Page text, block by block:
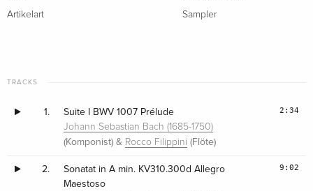
Artikelart
Sampler
TRACKS
1. Suite I BWV 1007 Prélude
Johann Sebastian Bach (1685-1750)
(Komponist) & Rocco Filippini (Flöte)
2:34
2.
Sonatat in A min. KV310.300d Allegro
Maestoso
9:02